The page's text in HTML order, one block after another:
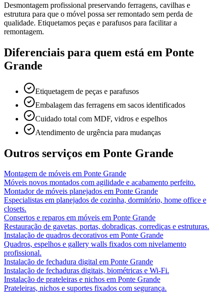
Desmontagem profissional preservando ferragens, cavilhas e
estrutura para que o móvel possa ser remontado sem perda de
qualidade. Etiquetamos peças e parafusos para facilitar a
remontagem.
Diferenciais para quem está em Ponte
Grande
Etiquetagem de peças e parafusos
Embalagem das ferragens em sacos identificados
Cuidado total com MDF, vidros e espelhos
Atendimento de urgência para mudanças
Outros serviços em Ponte Grande
Montagem de móveis em Ponte Grande
Móveis novos montados com agilidade e acabamento perfeito.
Montador de móveis planejados em Ponte Grande
Especialistas em planejados de cozinha, dormitório, home office e
closets.
Consertos e reparos em móveis em Ponte Grande
Restauração de gavetas, portas, dobradiças, corrediças e estruturas.
Instalação de quadros decorativos em Ponte Grande
Quadros, espelhos e gallery walls fixados com nivelamento
profissional.
Instalação de fechadura digital em Ponte Grande
Instalação de fechaduras digitais, biométricas e Wi-Fi.
Instalação de prateleiras e nichos em Ponte Grande
Prateleiras, nichos e suportes fixados com segurança.